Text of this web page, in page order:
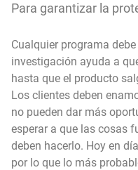
Para garantizar la
Cualquier programa
investigación ayuda a
hasta que el producto
Los clientes deben
no pueden dar más
esperar a que las cosas
deben hacerlo. Hoy en
por lo que lo más